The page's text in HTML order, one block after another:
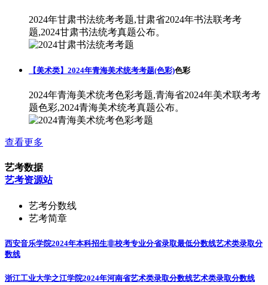
2024年甘肃书法统考考题,甘肃省2024年书法联考考
题,2024甘肃书法统考真题公布。
【美术类】2024年青海美术统考考题(色彩)色彩
2024年青海美术统考色彩考题,青海省2024年美术联考考
题色彩,2024青海美术统考真题公布。
查看更多
艺考数据
艺考资源站
艺考分数线
艺考简章
西安音乐学院2024年本科招生非校考专业分省录取最低分数线艺术类录取分
数线
浙江工业大学之江学院2024年河南省艺术类录取分数线艺术类录取分数线